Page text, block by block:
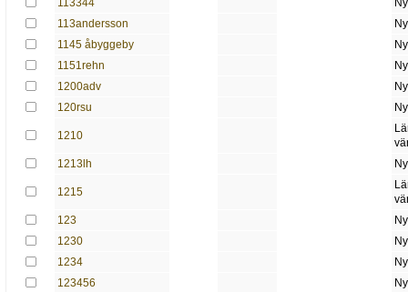
113344
113andersson
1145 åbyggeby
1151rehn
1200adv
120rsu
1210
1213lh
1215
123
1230
1234
123456